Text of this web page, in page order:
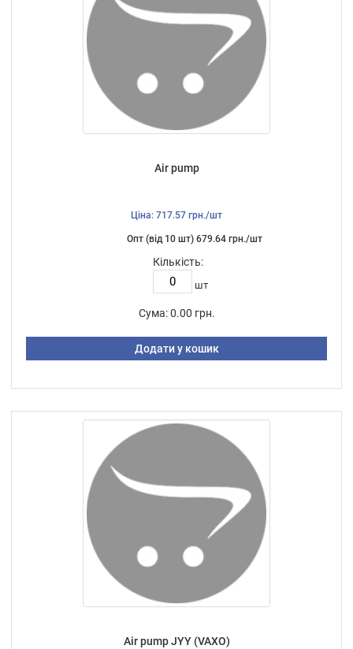
Air pump
Ціна: 717.57 грн./шт
Опт (від 10 шт) 679.64 грн./шт
Кількість:
шт
Сума: 0.00 грн.
Додати у кошик
Air pump JYY (VAXO)